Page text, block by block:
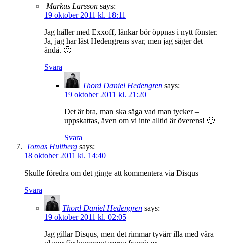
Markus Larsson says:
19 oktober 2011 kl. 18:11
Jag håller med Exxoff, länkar bör öppnas i nytt fönster.
Ja, jag har läst Hedengrens svar, men jag säger det
ändå. 🙂
Svara
Thord Daniel Hedengren says:
19 oktober 2011 kl. 21:20
Det är bra, man ska säga vad man tycker –
uppskattas, även om vi inte alltid är överens! 🙂
Svara
Tomas Hultberg says:
18 oktober 2011 kl. 14:40
Skulle föredra om det ginge att kommentera via Disqus
Svara
Thord Daniel Hedengren says:
19 oktober 2011 kl. 02:05
Jag gillar Disqus, men det rimmar tyvärr illa med våra